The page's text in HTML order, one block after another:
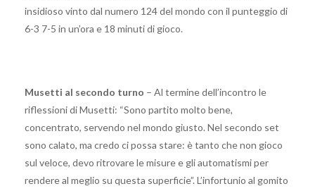
insidioso vinto dal numero 124 del mondo con il punteggio di
6-3 7-5 in un’ora e 18 minuti di gioco.
Musetti al secondo turno – Al termine dell’incontro le
riflessioni di Musetti: “Sono partito molto bene,
concentrato, servendo nel mondo giusto. Nel secondo set
sono calato, ma credo ci possa stare: è tanto che non gioco
sul veloce, devo ritrovare le misure e gli automatismi per
rendere al meglio su questa superficie”. L’infortunio al gomito